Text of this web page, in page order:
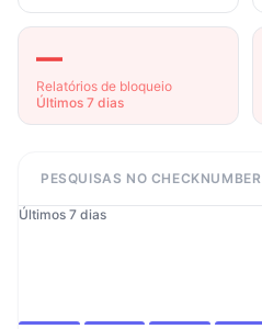
—
Relatórios de bloqueio
Últimos 7 dias
PESQUISAS NO CHECKNUMBER
Últimos 7 dias